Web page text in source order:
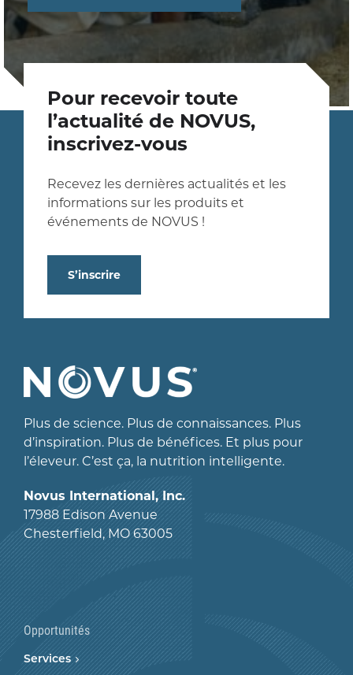
Pour recevoir toute
l’actualité de NOVUS,
inscrivez-vous
Recevez les dernières actualités et les
informations sur les produits et
événements de NOVUS !
S’inscrire
Plus de science. Plus de connaissances. Plus
d’inspiration. Plus de bénéfices. Et plus pour
l’éleveur. C’est ça, la nutrition intelligente.
Novus International, Inc.
17988 Edison Avenue
Chesterfield, MO 63005
Opportunités
Services